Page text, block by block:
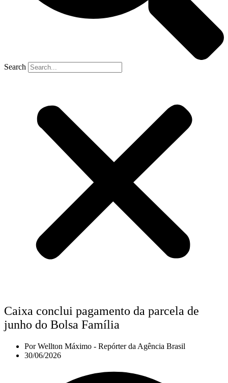
Search
Caixa conclui pagamento da parcela de
junho do Bolsa Família
PorWellton Máximo - Repórter da Agência Brasil
30/06/2026